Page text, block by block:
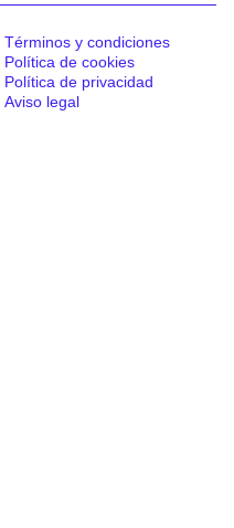
Términos y condiciones
Política de cookies
Política de privacidad
Aviso legal